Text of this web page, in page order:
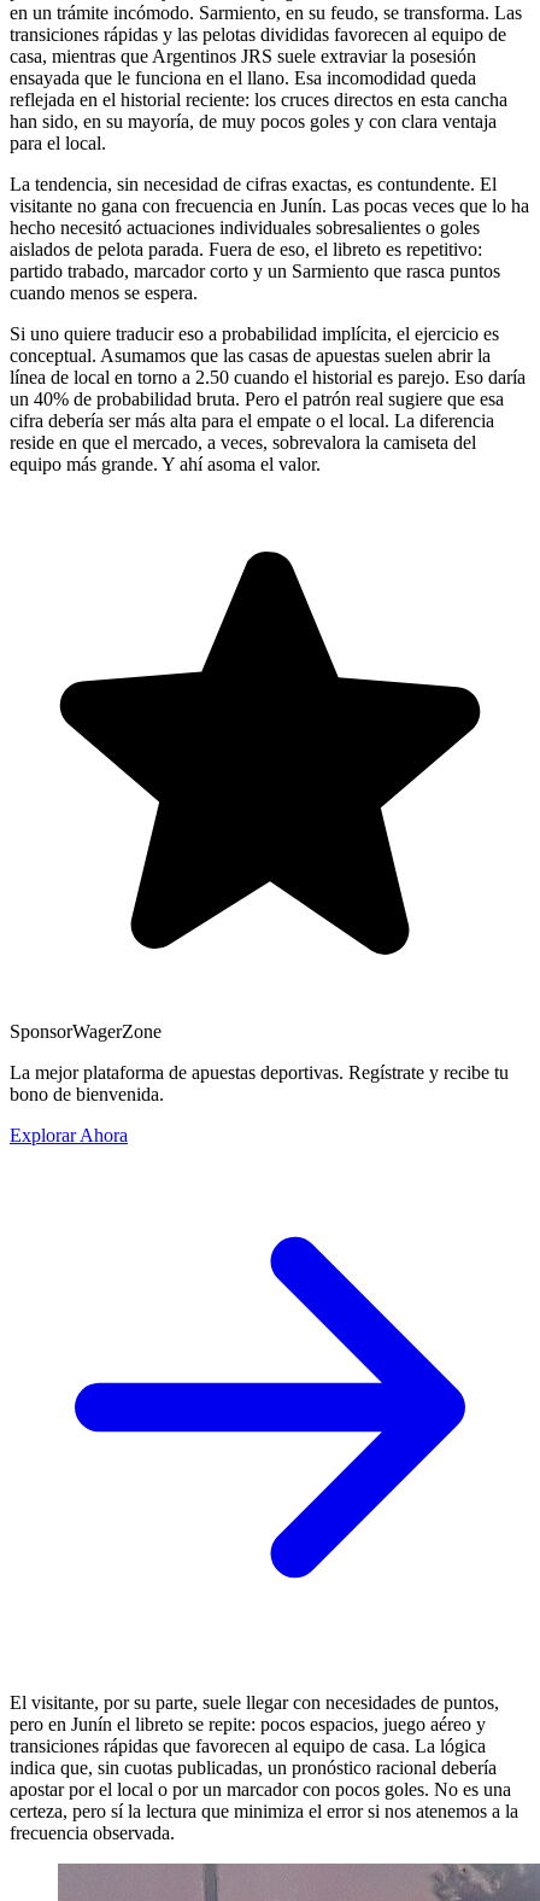
en un trámite incómodo. Sarmiento, en su feudo, se transforma. Las
transiciones rápidas y las pelotas divididas favorecen al equipo de
casa, mientras que Argentinos JRS suele extraviar la posesión
ensayada que le funciona en el llano. Esa incomodidad queda
reflejada en el historial reciente: los cruces directos en esta cancha
han sido, en su mayoría, de muy pocos goles y con clara ventaja
para el local.
La tendencia, sin necesidad de cifras exactas, es contundente. El
visitante no gana con frecuencia en Junín. Las pocas veces que lo ha
hecho necesitó actuaciones individuales sobresalientes o goles
aislados de pelota parada. Fuera de eso, el libreto es repetitivo:
partido trabado, marcador corto y un Sarmiento que rasca puntos
cuando menos se espera.
Si uno quiere traducir eso a probabilidad implícita, el ejercicio es
conceptual. Asumamos que las casas de apuestas suelen abrir la
línea de local en torno a 2.50 cuando el historial es parejo. Eso daría
un 40% de probabilidad bruta. Pero el patrón real sugiere que esa
cifra debería ser más alta para el empate o el local. La diferencia
reside en que el mercado, a veces, sobrevalora la camiseta del
equipo más grande. Y ahí asoma el valor.
SponsorWagerZone
La mejor plataforma de apuestas deportivas. Regístrate y recibe tu
bono de bienvenida.
Explorar Ahora
El visitante, por su parte, suele llegar con necesidades de puntos,
pero en Junín el libreto se repite: pocos espacios, juego aéreo y
transiciones rápidas que favorecen al equipo de casa. La lógica
indica que, sin cuotas publicadas, un pronóstico racional debería
apostar por el local o por un marcador con pocos goles. No es una
certeza, pero sí la lectura que minimiza el error si nos atenemos a la
frecuencia observada.